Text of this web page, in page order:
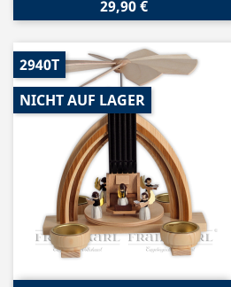
29,90 €
2940T
NICHT AUF LAGER